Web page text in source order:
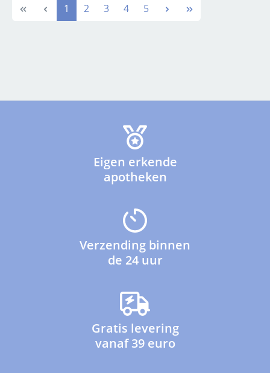
Pagina
1 Pagina
2 Pagina
3 Pagina
4 Pagina
5
Eigen erkende
apotheken
Verzending binnen
de 24 uur
Gratis levering
vanaf 39 euro